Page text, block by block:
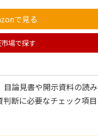
で見る
場で探す
論見書や開示資料の読み
断に必要なチェック項